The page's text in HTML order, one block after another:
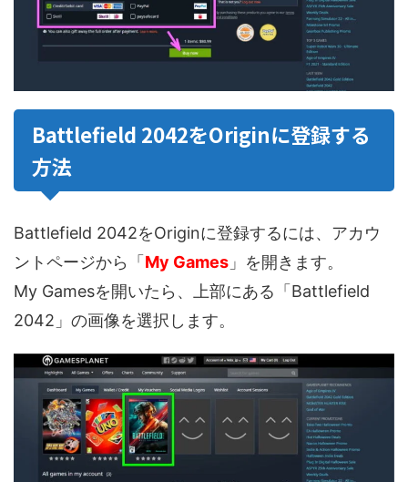
Battlefield 2042をOriginに登録する
方法
Battlefield 2042をOriginに登録するには、アカウ
ントページから「My Games 」を開きます。
My Gamesを開いたら、上部にある「Battlefield
2042」の画像を選択します。